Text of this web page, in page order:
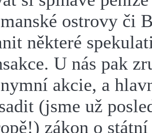
ostrovy či
některé
U nás pak
akcie, a
(jsme už
zákon o